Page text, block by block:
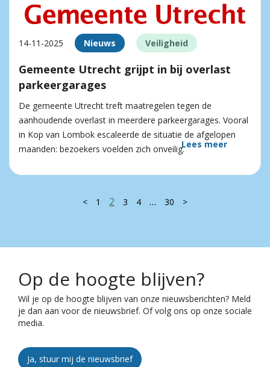
14-11-2025 Nieuws Veiligheid
Gemeente Utrecht grijpt in bij overlast
parkeergarages
De gemeente Utrecht treft maatregelen tegen de
aanhoudende overlast in meerdere parkeergarages. Vooral
in Kop van Lombok escaleerde de situatie de afgelopen
maanden: bezoekers voelden zich onveilig.Lees meer
< 1 2 3 4 … 30 >
Op de hoogte blijven?
Wil je op de hoogte blijven van onze nieuwsberichten? Meld
je dan aan voor de nieuwsbrief. Of volg ons op onze sociale
media.
Ja, stuur mij de nieuwsbrief